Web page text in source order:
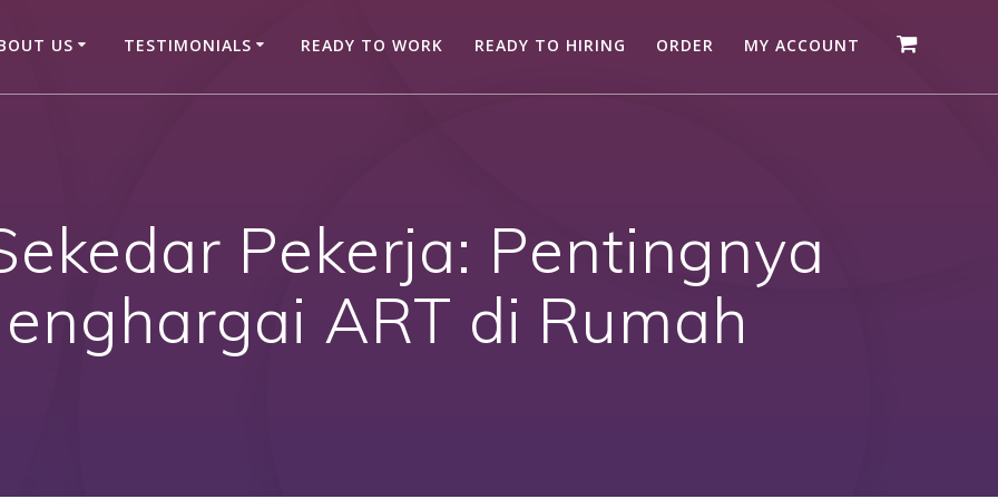
US TESTIMONIALS READY TO WORK READY TO HIRING ORDER MY ACCOUNT
Pekerja: Pentingnya
ART di Rumah